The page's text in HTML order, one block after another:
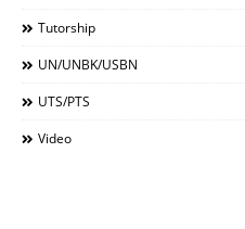
Tutorship
UN/UNBK/USBN
UTS/PTS
Video